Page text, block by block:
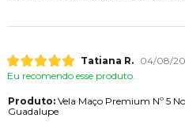
Tatiana R.
04/08/
Eu recomendo esse produto.
Produto:Vela Maço Premium Nº 5
Guadalupe